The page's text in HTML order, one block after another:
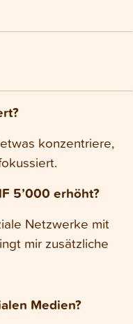
konzentriere,
5’000 erhöht?
Netzwerke mit
mir zusätzliche
Medien?